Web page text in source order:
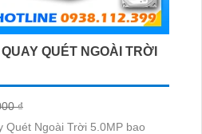
QUÉT NGOÀI TRỜI
₫
Quét Ngoài Trời 5.0MP bao